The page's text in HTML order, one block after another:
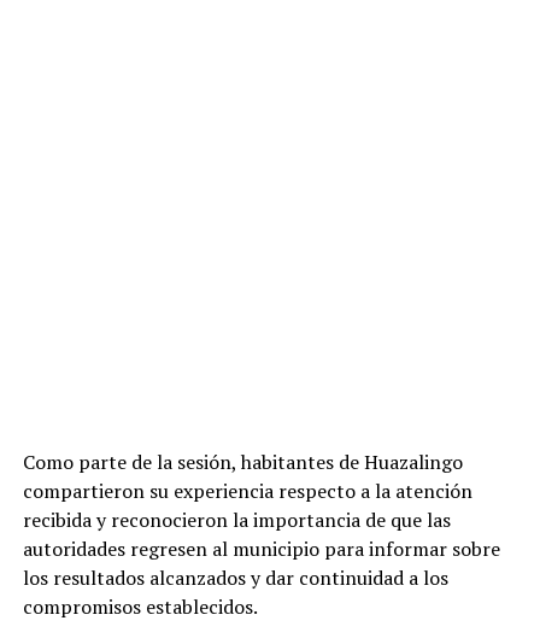
Como parte de la sesión, habitantes de Huazalingo
compartieron su experiencia respecto a la atención
recibida y reconocieron la importancia de que las
autoridades regresen al municipio para informar sobre
los resultados alcanzados y dar continuidad a los
compromisos establecidos.